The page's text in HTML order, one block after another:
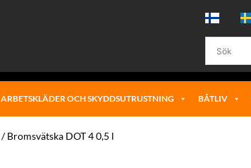
ARBETSKLÄDER OCH SKYDDSUTRUSTNING BÅTLIV
/ Bromsvätska DOT 4 0,5 l